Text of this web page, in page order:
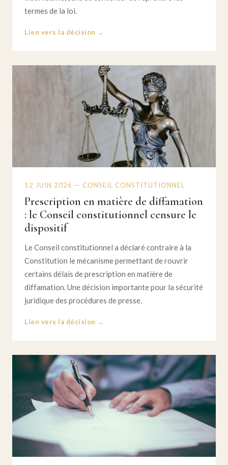
termes de la loi.
Lien vers la décision →
12 JUIN 2026 — CONSEIL CONSTITUTIONNEL
Prescription en matière de diffamation
: le Conseil constitutionnel censure le
dispositif
Le Conseil constitutionnel a déclaré contraire à la
Constitution le mécanisme permettant de rouvrir
certains délais de prescription en matière de
diffamation. Une décision importante pour la sécurité
juridique des procédures de presse.
Lien vers la décision →